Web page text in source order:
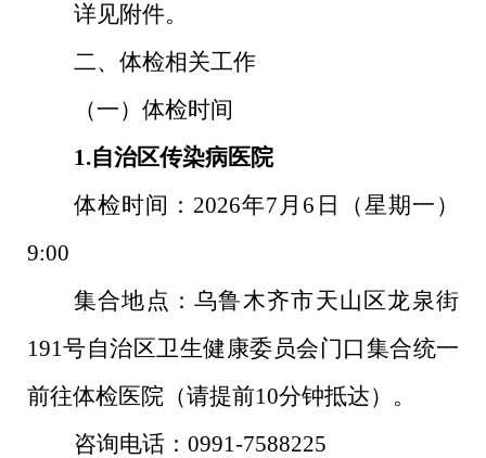
详见附件。
二、体检相关工作
（一）体检时间
1.自治区传染病医院
体检时间： 2026年7 月 6 日（星期一）
9:00
集合地点：乌鲁木齐市天山区龙泉街
191号自治区卫生健康委员会门口集合统一
前往体检医院（请提前10分钟抵达） 。
咨询电话： 0991-7588225